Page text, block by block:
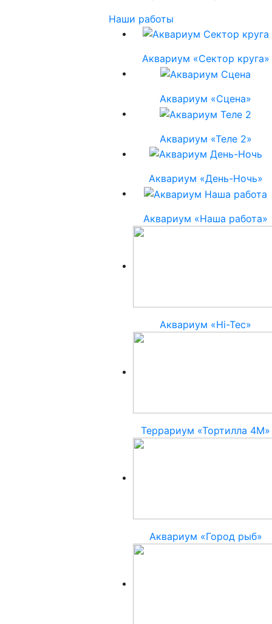
Наши работы
Аквариум «Сектор круга»
Аквариум «Сцена»
Аквариум «Теле 2»
Аквариум «День-Ночь»
Аквариум «Наша работа»
Аквариум «Hi-Tec»
Террариум «Тортилла 4М»
Аквариум «Город рыб»